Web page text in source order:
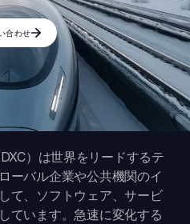
合わせ
）は世界をリードするテ
ーバル企業や公共機関のイ
て、ソフトウェア、サービ
ています。急速に変化する